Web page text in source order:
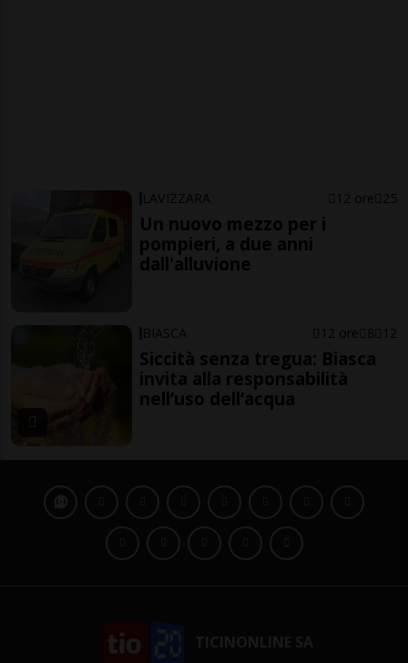
LAVIZZARA 12 ore 25
Un nuovo mezzo per i
pompieri, a due anni
dall'alluvione
BIASCA 12 ore 8 12
Siccità senza tregua: Biasca
invita alla responsabilità
nell’uso dell’acqua